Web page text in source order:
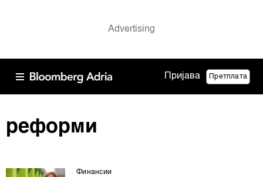
Пријава Претплата
реформи
Финансии